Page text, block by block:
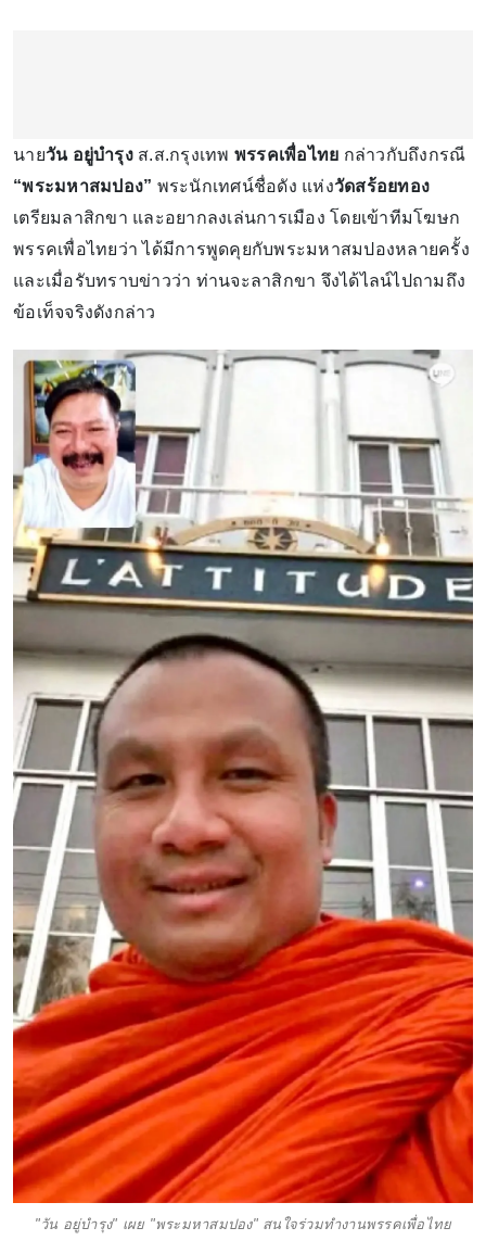
นายวัน อยู่บำรุงส.ส.กรุงเทพ พรรคเพื่อไทย กล่าวกับถึงกรณี
“พระมหาสมปอง” พระนักเทศน์ชื่อดัง แห่งวัดสร้อยทอง
เตรียมลาสิกขา และอยากลงเล่นการเมือง โดยเข้าทีมโฆษก
พรรคเพื่อไทยว่า ได้มีการพูดคุยกับพระมหาสมปองหลายครั้ง
และเมื่อรับทราบข่าวว่า ท่านจะลาสิกขา จึงได้ไลน์ไปถามถึง
ข้อเท็จจริงดังกล่าว
"วัน อยู่บำรุง" เผย "พระมหาสมปอง" สนใจร่วมทำงานพรรคเพื่อไทย